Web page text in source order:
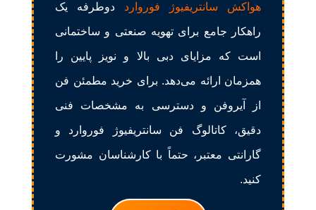
هواکش سانتریفیوژ فوروارد دوطرفه یک
راهکار جامع برای تهویه صنعتی و ساختمانی
است که مزایای دبی بالا و نویز پایین را
همزمان ارائه می‌دهد. برای خرید مطمئن فن
از آیروفن و دسترسی به مشخصات فنی
دقیق، کاتالوگ فن سانتریفیوژ فوروارد و
گارانتی معتبر، حتماً با کارشناسان مشورت
کنید.